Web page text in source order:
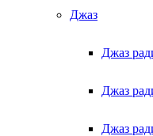
Джаз
Джаз
Джаз
Джаз